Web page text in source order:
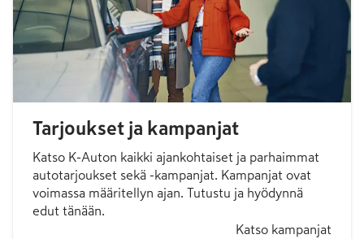
Tarjoukset ja kampanjat
Katso K-Auton kaikki ajankohtaiset ja parhaimmat
autotarjoukset sekä -kampanjat. Kampanjat ovat
voimassa määritellyn ajan. Tutustu ja hyödynnä
edut tänään.
Katso kampanjat